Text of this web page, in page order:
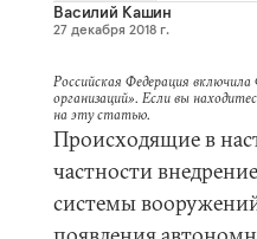
Василий Кашин
27 декабря 2018 г.
Российская Федерация
организаций». Если вы
на эту статью.
Происходящие в
частности
системы